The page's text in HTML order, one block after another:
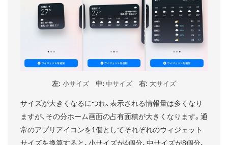
左: 小サイズ 中: 中サイズ 右: 大サイズ
サイズが大きくなるにつれ、表示される情報量は多くなり
ますが、その分ホーム画面の占有面積が大きくなります。通
常のアプリアイコンを1個としてそれぞれのウィジェット
サイズを換算すると、小サイズが4個分、中サイズが8個分、